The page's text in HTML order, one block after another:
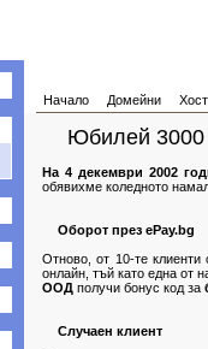
Начало
Домейни
Юбилей 3000
На 4 декември 2002
обявихме коледното
Оборот през ePay.bg
Отново, от 10-те клиенти
онлайн, тъй като една от
ООД получи бонус код за
Случаен клиент